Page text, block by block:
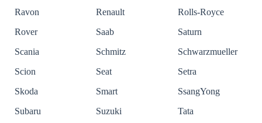
Ravon
Renault
Rolls-Royce
Rover
Saab
Saturn
Scania
Schmitz
Schwarzmueller
Scion
Seat
Setra
Skoda
Smart
SsangYong
Subaru
Suzuki
Tata